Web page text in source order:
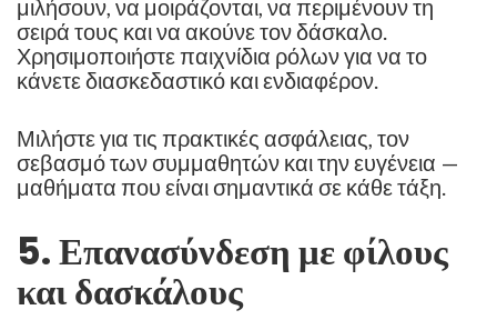
μιλήσουν, να μοιράζονται, να περιμένουν τη
σειρά τους και να ακούνε τον δάσκαλο.
Χρησιμοποιήστε παιχνίδια ρόλων για να το
κάνετε διασκεδαστικό και ενδιαφέρον.
Μιλήστε για τις πρακτικές ασφάλειας, τον
σεβασμό των συμμαθητών και την ευγένεια —
μαθήματα που είναι σημαντικά σε κάθε τάξη.
5. Επανασύνδεση με φίλους
και δασκάλους